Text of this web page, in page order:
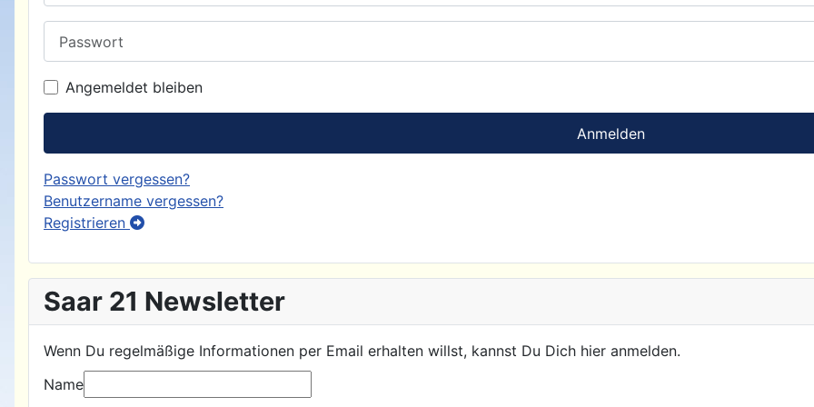
Angemeldet bleiben
Anmelden
Passwort vergessen?
Benutzername vergessen?
Registrieren
Saar 21 Newsletter
Wenn Du regelmäßige Informationen per Email erhalten willst, kannst Du Dich hier anmelden.
Name